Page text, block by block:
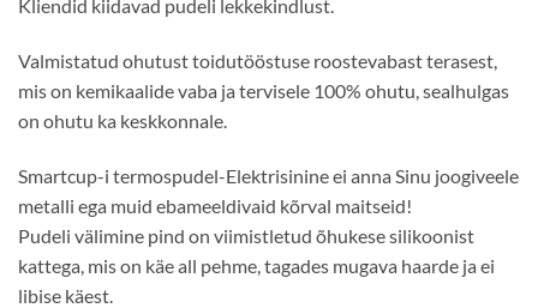
Kliendid kiidavad pudeli lekkekindlust.
Valmistatud ohutust toidutööstuse roostevabast terasest,
mis on kemikaalide vaba ja tervisele 100% ohutu, sealhulgas
on ohutu ka keskkonnale.
Smartcup-i termospudel-Elektrisinine ei anna Sinu joogiveele
metalli ega muid ebameeldivaid kõrval maitseid!
Pudeli välimine pind on viimistletud õhukese silikoonist
kattega, mis on käe all pehme, tagades mugava haarde ja ei
libise käest.